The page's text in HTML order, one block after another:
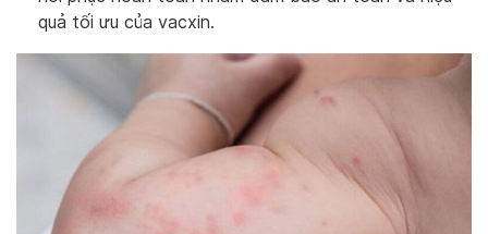
quả tối ưu của vacxin.